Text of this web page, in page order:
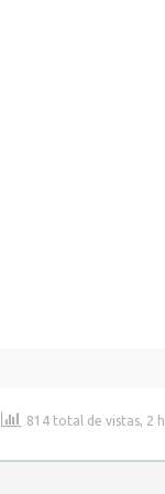
814 total de vistas, 2